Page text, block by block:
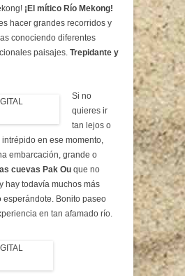
¡El mítico Río Mekong!
hacer grandes recorridos y
conociendo diferentes
paisajes. Trepidante y
Si no
quieres ir
tan lejos o
en ese momento,
embarcación, grande o
las cuevas Pak Ou que no
hay todavía muchos más
esperándote. Bonito paseo
en tan afamado río.